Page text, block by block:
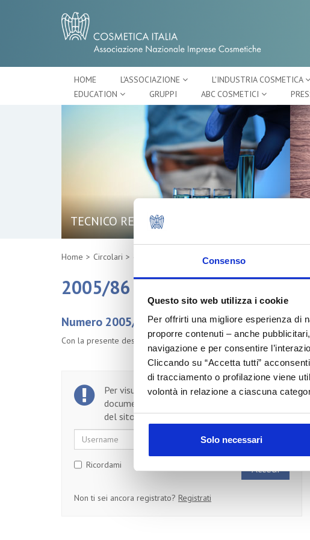
Consenso
Questo sito web utilizza i cookie
Per offrirti una migliore esperienza di
proporre contenuti – anche
navigazione e per consentire
Cliccando su “Accetta tutti”
di tracciamento o profilazione viene
volontà in relazione a ciascuna
Solo necessari
HOME L'ASSOCIAZIONE L'INDUSTRIA COSMETICA
EDUCATION
GRUPPI ABC COSMETICI
TECNICO REGOLATORIO
Home Circolari
2005/86 Aggiornamenti
Numero 2005/86 del 12/09/2005
Con la presente desideriamo informarvi su alcuni recenti sviluppi
Per visualizzare il testo completo del
documento, devi essere un utente registrato
del sito.
Username Password
Ricordami
Non ti sei ancora registrato? Registrati